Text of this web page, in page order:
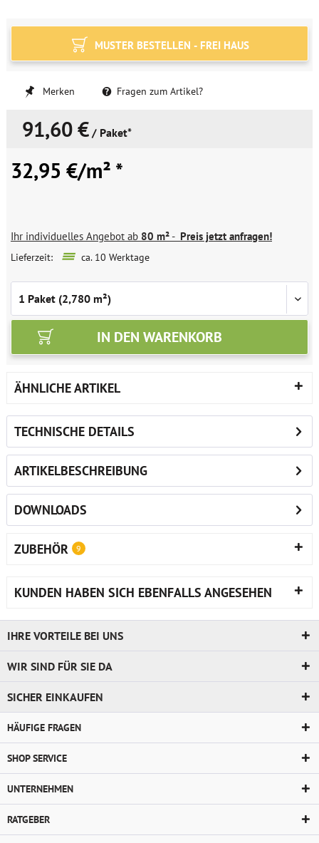
MUSTER BESTELLEN - FREI HAUS
Merken Fragen zum Artikel?
91,60 € / Paket*
32,95 €/m² *
Ihr individuelles Angebot ab 80 m²- Preis jetzt anfragen!
Lieferzeit: ca. 10 Werktage
IN DEN WARENKORB
ÄHNLICHE ARTIKEL
TECHNISCHE DETAILS
ARTIKELBESCHREIBUNG
DOWNLOADS
ZUBEHÖR 9
KUNDEN HABEN SICH EBENFALLS ANGESEHEN
IHRE VORTEILE BEI UNS
WIR SIND FÜR SIE DA
SICHER EINKAUFEN
HÄUFIGE FRAGEN
SHOP SERVICE
UNTERNEHMEN
RATGEBER